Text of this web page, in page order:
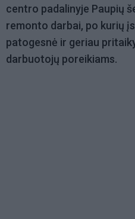
centro padalinyje Paupių
remonto darbai, po kurių
patogesnė ir geriau
darbuotojų poreikiams.